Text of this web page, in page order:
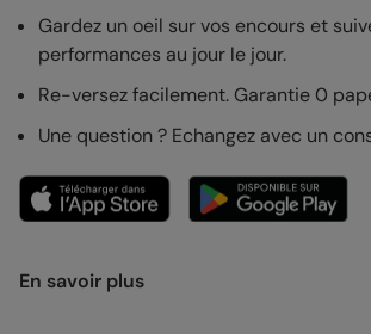
Gardez un oeil sur vos encours et
performances au jour le jour.
Re-versez facilement. Garantie 0
Une question ? Echangez avec un
En savoir plus